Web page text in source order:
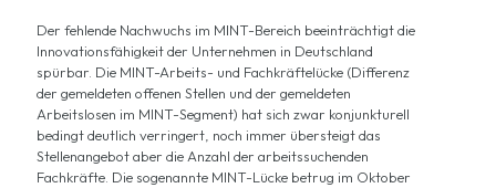
Der fehlende Nachwuchs im MINT-Bereich beeinträchtigt die
Innovationsfähigkeit der Unternehmen in Deutschland
spürbar. Die MINT-Arbeits- und Fachkräftelücke (Differenz
der gemeldeten offenen Stellen und der gemeldeten
Arbeitslosen im MINT-Segment) hat sich zwar konjunkturell
bedingt deutlich verringert, noch immer übersteigt das
Stellenangebot aber die Anzahl der arbeitssuchenden
Fachkräfte. Die sogenannte MINT-Lücke betrug im Oktober